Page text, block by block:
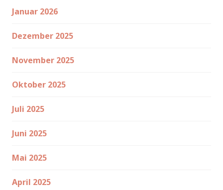
Januar 2026
Dezember 2025
November 2025
Oktober 2025
Juli 2025
Juni 2025
Mai 2025
April 2025